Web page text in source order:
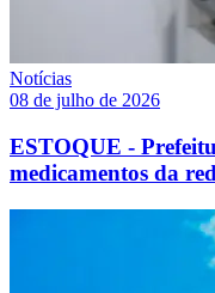
Notícias
08 de julho de 2026
ESTOQUE -
medicamentos da